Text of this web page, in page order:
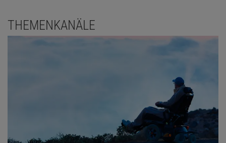
THEMENKANÄLE